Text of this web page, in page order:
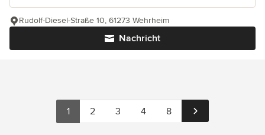
Nachricht
Rudolf-Diesel-Straße 10, 61273 Wehrheim
1 2 3 4 8